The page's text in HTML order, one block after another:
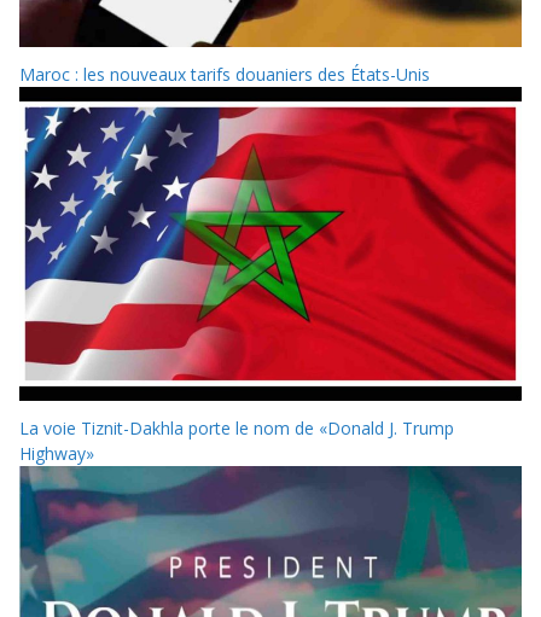
Maroc : les nouveaux tarifs douaniers des États-Unis
La voie Tiznit-Dakhla porte le nom de «Donald J. Trump
Highway»